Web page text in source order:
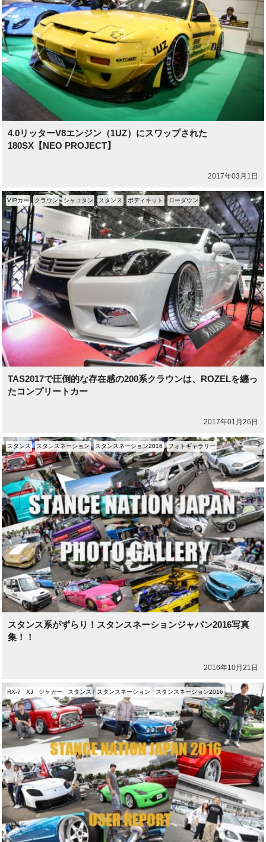
4.0リッターV8エンジン（1UZ）にスワップされた
180SX【NEO PROJECT】
2017年03月1日
TAS2017で圧倒的な存在感の200系クラウンは、ROZELを纏っ
たコンプリートカー
2017年01月26日
VIPカー クラウン シャコタン スタンス ボディキット ローダウン
スタンス系がずらり！スタンスネーションジャパン2016写真
集！！
2016年10月21日
スタンス スタンスネーション スタンスネーション2016 フォトギャラリー
RX-7 XJ ジャガー スタンス スタンスネーション スタンスネーション2016